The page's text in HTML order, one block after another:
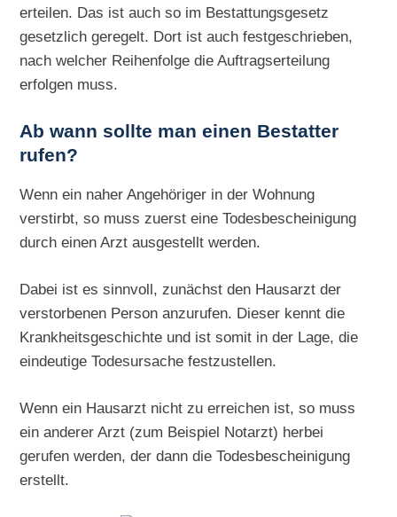
erteilen. Das ist auch so im Bestattungsgesetz
gesetzlich geregelt. Dort ist auch festgeschrieben,
nach welcher Reihenfolge die Auftragserteilung
erfolgen muss.
Ab wann sollte man einen Bestatter
rufen?
Wenn ein naher Angehöriger in der Wohnung
verstirbt, so muss zuerst eine Todesbescheinigung
durch einen Arzt ausgestellt werden.
Dabei ist es sinnvoll, zunächst den Hausarzt der
verstorbenen Person anzurufen. Dieser kennt die
Krankheitsgeschichte und ist somit in der Lage, die
eindeutige Todesursache festzustellen.
Wenn ein Hausarzt nicht zu erreichen ist, so muss
ein anderer Arzt (zum Beispiel Notarzt) herbei
gerufen werden, der dann die Todesbescheinigung
erstellt.